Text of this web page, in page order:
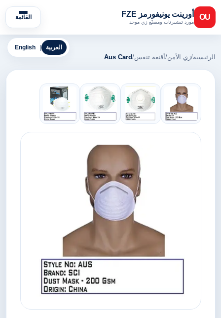
OU أورينت يونيفورمز FZE
مورد تيشيرتات ومصنّع زي موحد
القائمة
English العربية
الرئيسية/زي الأمن/أقنعة تنفس/
Aus Card